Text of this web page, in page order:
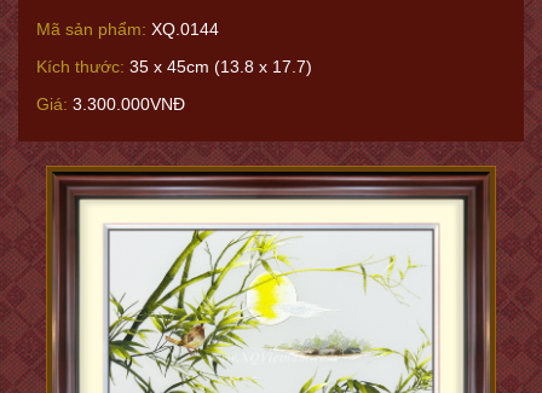
Mã sản phẩm: XQ.0144
Kích thước: 35 x 45cm (13.8 x 17.7)
Giá: 3.300.000VNĐ